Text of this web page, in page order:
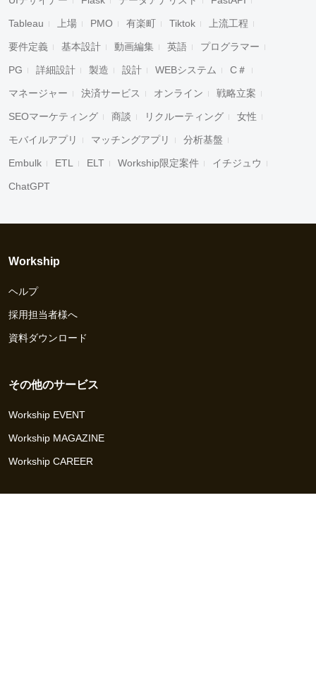
Tableau 上場 PMO 有楽町 Tiktok 上流工程
要件定義 基本設計 動画編集 英語 プログラマー
PG 詳細設計 製造 設計 WEBシステム C＃
マネージャー 決済サービス オンライン 戦略立案
SEOマーケティング 商談 リクルーティング 女性
モバイルアプリ マッチングアプリ 分析基盤
Embulk ETL ELT Workship限定案件 イチジュウ
ChatGPT
Workship
ヘルプ
採用担当者様へ
資料ダウンロード
その他のサービス
Workship EVENT
Workship MAGAZINE
Workship CAREER